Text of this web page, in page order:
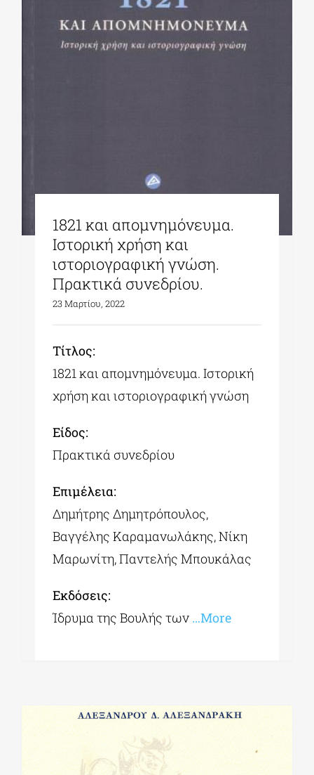
ΔΙΔΑΚΤΟΡΙΚΑ
ΕΚΔΗΛΩΣΕΙΣ
1821 και απομνημόνευμα.
Ιστορική χρήση και
ιστοριογραφική γνώση.
Πρακτικά συνεδρίου.
23 Μαρτίου, 2022
Tίτλος:
1821 και απομνημόνευμα. Ιστορική
χρήση και ιστοριογραφική γνώση
Είδος:
Πρακτικά συνεδρίου
Επιμέλεια:
Δημήτρης Δημητρόπουλος,
Βαγγέλης Καραμανωλάκης, Νίκη
Μαρωνίτη, Παντελής Μπουκάλας
Εκδόσεις:
Ίδρυμα της Βουλής των …More